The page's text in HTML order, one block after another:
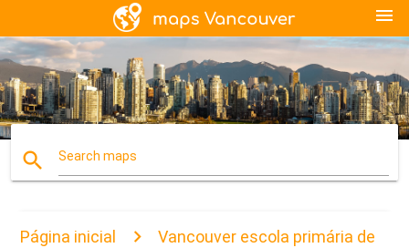
menu
search Search maps
Página inicial Vancouver escola primária de